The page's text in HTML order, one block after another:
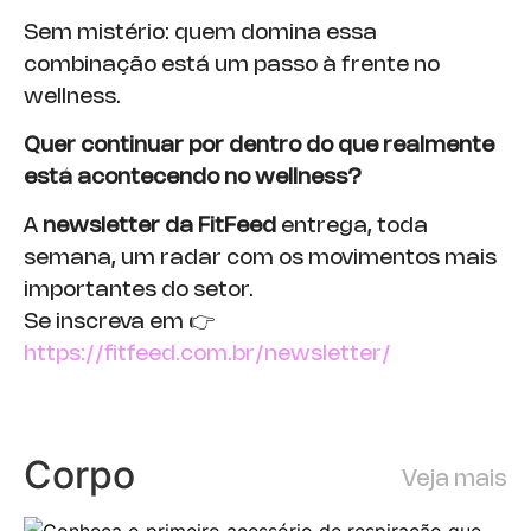
Sem mistério: quem domina essa
combinação está um passo à frente no
wellness.
Quer continuar por dentro do que realmente
está acontecendo no wellness?
A newsletter da FitFeed entrega, toda
semana, um radar com os movimentos mais
importantes do setor.
Se inscreva em 👉
https://fitfeed.com. br/newsletter/
Corpo Veja mais